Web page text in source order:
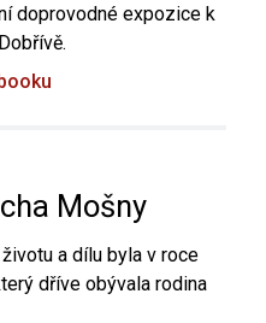
doprovodné expozice k
Mošny
a dílu byla v roce
dříve obývala rodina